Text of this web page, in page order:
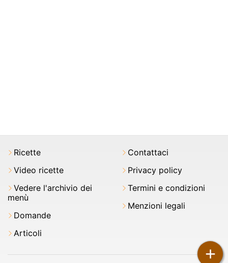
+
Ricette
Video ricette
Vedere l'archivio dei
menù
Domande
Articoli
Contattaci
Privacy policy
Termini e condizioni
Menzioni legali